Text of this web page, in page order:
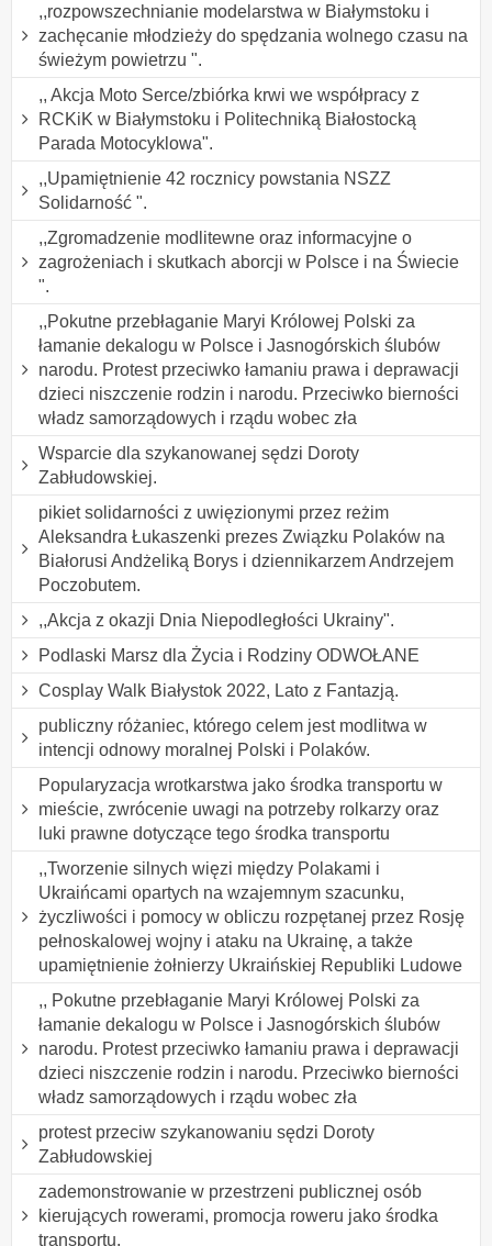
,,rozpowszechnianie modelarstwa w Białymstoku i
zachęcanie młodzieży do spędzania wolnego czasu na
świeżym powietrzu ".
,, Akcja Moto Serce/zbiórka krwi we współpracy z
RCKiK w Białymstoku i Politechniką Białostocką
Parada Motocyklowa".
,,Upamiętnienie 42 rocznicy powstania NSZZ
Solidarność ".
,,Zgromadzenie modlitewne oraz informacyjne o
zagrożeniach i skutkach aborcji w Polsce i na Świecie
".
,,Pokutne przebłaganie Maryi Królowej Polski za
łamanie dekalogu w Polsce i Jasnogórskich ślubów
narodu. Protest przeciwko łamaniu prawa i deprawacji
dzieci niszczenie rodzin i narodu. Przeciwko bierności
władz samorządowych i rządu wobec zła
Wsparcie dla szykanowanej sędzi Doroty
Zabłudowskiej.
pikiet solidarności z uwięzionymi przez reżim
Aleksandra Łukaszenki prezes Związku Polaków na
Białorusi Andżeliką Borys i dziennikarzem Andrzejem
Poczobutem.
,,Akcja z okazji Dnia Niepodległości Ukrainy".
Podlaski Marsz dla Życia i Rodziny ODWOŁANE
Cosplay Walk Białystok 2022, Lato z Fantazją.
publiczny różaniec, którego celem jest modlitwa w
intencji odnowy moralnej Polski i Polaków.
Popularyzacja wrotkarstwa jako środka transportu w
mieście, zwrócenie uwagi na potrzeby rolkarzy oraz
luki prawne dotyczące tego środka transportu
,,Tworzenie silnych więzi między Polakami i
Ukraińcami opartych na wzajemnym szacunku,
życzliwości i pomocy w obliczu rozpętanej przez Rosję
pełnoskalowej wojny i ataku na Ukrainę, a także
upamiętnienie żołnierzy Ukraińskiej Republiki Ludowe
,, Pokutne przebłaganie Maryi Królowej Polski za
łamanie dekalogu w Polsce i Jasnogórskich ślubów
narodu. Protest przeciwko łamaniu prawa i deprawacji
dzieci niszczenie rodzin i narodu. Przeciwko bierności
władz samorządowych i rządu wobec zła
protest przeciw szykanowaniu sędzi Doroty
Zabłudowskiej
zademonstrowanie w przestrzeni publicznej osób
kierujących rowerami, promocja roweru jako środka
transportu.